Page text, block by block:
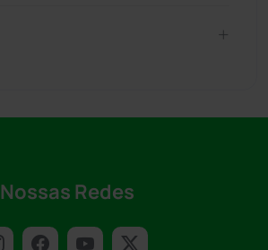
Nossas Redes